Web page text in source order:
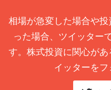
相場が急変した場合や
った場合、ツイッター
す。株式投資に関心が
イッターをフ